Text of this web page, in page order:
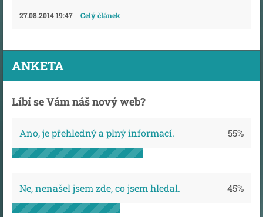
27.08.2014 19:47 Celý článek
ANKETA
Líbí se Vám náš nový web?
Ano, je přehledný a plný informací. 55%
Ne, nenašel jsem zde, co jsem hledal. 45%